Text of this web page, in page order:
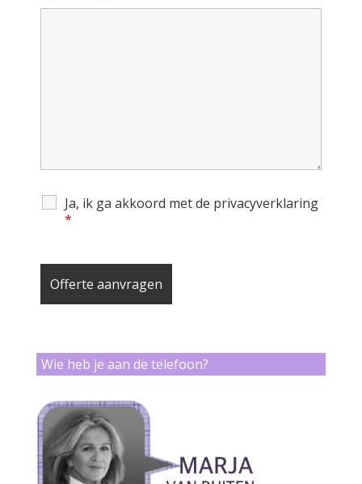
Ja, ik ga akkoord met de privacyverklaring
*
Wie heb je aan de telefoon?